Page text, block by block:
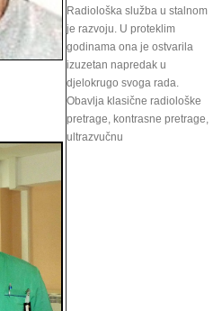
Radiološka služba u stalnom
je razvoju. U proteklim
godinama ona je ostvarila
izuzetan napredak u
djelokrugo svoga rada.
Obavlja klasične radiološke
pretrage, kontrasne pretrage,
ultrazvučnu